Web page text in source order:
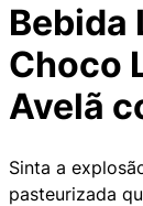
Bebida
Choco
Avelã
Sinta a
pasteurizada